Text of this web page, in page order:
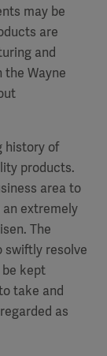
may be
are
and
Wayne
history of
products.
area to
extremely
The
swiftly resolve
kept
take and
as